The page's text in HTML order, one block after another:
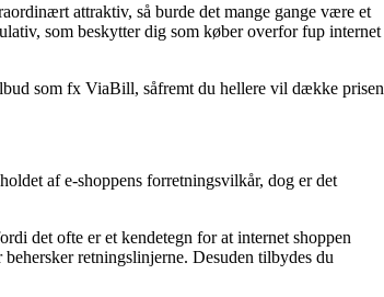
attraktiv, så burde det mange gange være et
som beskytter dig som køber overfor fup internet
som fx ViaBill, såfremt du hellere vil dække prisen
af e-shoppens forretningsvilkår, dog er det
det ofte er et kendetegn for at internet shoppen
retningslinjerne. Desuden tilbydes du